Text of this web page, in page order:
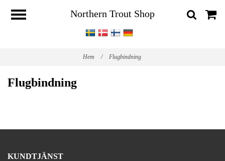
Northern Trout Shop
Hem / Flugbindning
Flugbindning
KUNDTJÄNST